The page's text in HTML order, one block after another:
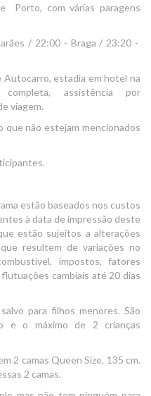
Porto, com várias paragens
/ 22:00 - Braga / 23:20 -
Autocarro, estadia em hotel na
assistência por
viagem.
que não estejam mencionados
estão baseados nos custos
à data de impressão deste
estão sujeitos a alterações
resultem de variações no
impostos, fatores
cambiais até 20 dias
para filhos menores. São
e o máximo de 2 crianças
2 camas Queen Size, 135 cm.
2 camas.